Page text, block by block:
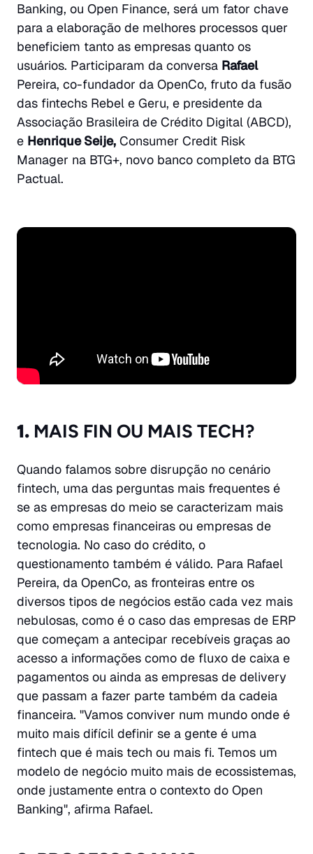
Banking, ou Open Finance, será um fator chave
para a elaboração de melhores processos quer
beneficiem tanto as empresas quanto os
usuários. Participaram da conversa Rafael
Pereira, co-fundador da OpenCo, fruto da fusão
das fintechs Rebel e Geru, e presidente da
Associação Brasileira de Crédito Digital (ABCD),
e Henrique Seije, Consumer Credit Risk
Manager na BTG+, novo banco completo da BTG
Pactual.
1. MAIS FIN OU MAIS TECH?
Quando falamos sobre disrupção no cenário
fintech, uma das perguntas mais frequentes é
se as empresas do meio se caracterizam mais
como empresas financeiras ou empresas de
tecnologia. No caso do crédito, o
questionamento também é válido. Para Rafael
Pereira, da OpenCo, as fronteiras entre os
diversos tipos de negócios estão cada vez mais
nebulosas, como é o caso das empresas de ERP
que começam a antecipar recebíveis graças ao
acesso a informações como de fluxo de caixa e
pagamentos ou ainda as empresas de delivery
que passam a fazer parte também da cadeia
financeira. "Vamos conviver num mundo onde é
muito mais difícil definir se a gente é uma
fintech que é mais tech ou mais fi. Temos um
modelo de negócio muito mais de ecossistemas,
onde justamente entra o contexto do Open
Banking", afirma Rafael.